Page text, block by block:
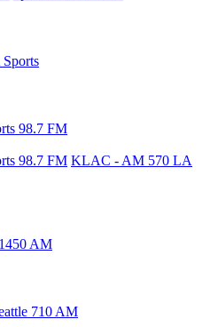
98.7 FM
98.7 FM KLAC - AM 570 LA
AM
710 AM